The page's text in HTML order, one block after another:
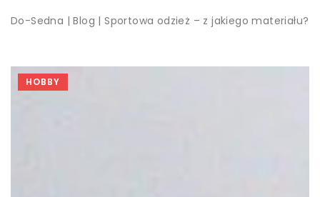
Do-Sedna |Blog |Sportowa odzież – z jakiego materiału?
HOBBY